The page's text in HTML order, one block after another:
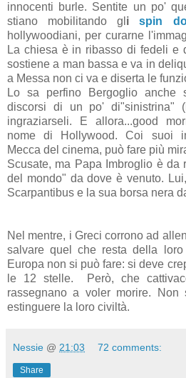
innocenti burle. Sentite un po'
stiano mobilitando gl ispin
hollywoodiani, per curarne
La chiesa è in ribasso di fedeli e
sostiene a man bassa e va in
a Messa non ci va e diserta le
Lo sa perfino Bergoglio
discorsi di un po' di"sinistrina"
ingraziarseli. E allora...good
nome di Hollywood. Coi suoi
Mecca del cinema, può fare più
Scusate, ma Papa Imbroglio è
del mondo" da dove è venuto.
Scarpantibus e la sua borsa nera
Nel mentre, i Greci corrono ad
salvare quel che resta della
Europa non si può fare: si deve
le 12 stelle.
Però, che
rassegnano a voler morire. Non
estinguere la loro civiltà.
Nessie @ 21:03 72 comments:
Share